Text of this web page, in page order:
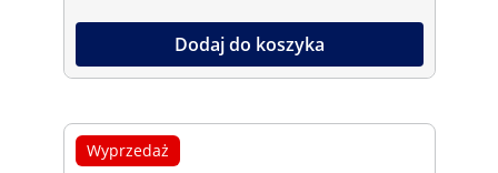
Dodaj do koszyka
Wyprzedaż